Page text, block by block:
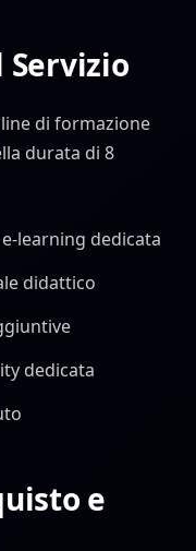
Servizio
di formazione
durata di 8
learning dedicata
didattico
dedicata
e